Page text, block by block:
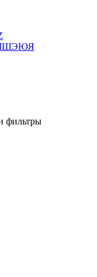
ЩЭЮЯ
фильтры